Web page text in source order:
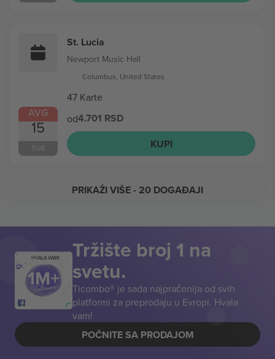
AVG
15
SUB
St. Lucia
Newport Music Hall
Columbus, United States
47 Karte
od4.701 RSD
KUPI
PRIKAŽI VIŠE- 20 DOGAĐAJI
HVALA VAM! Tržište broj 1 na
svetu.
Ticombo® je sada najpraćenija od svih
platformi za preprodaju u Evropi. Hvala
vam!
POČNITE SA PRODAJOM